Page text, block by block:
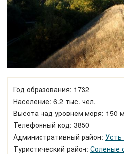
Год образования: 1732
Население: 6.2 тыс. чел.
Высота над уровнем моря: 150 м
Телефонный код: 3850
Административный район:
Туристический район: Соленые